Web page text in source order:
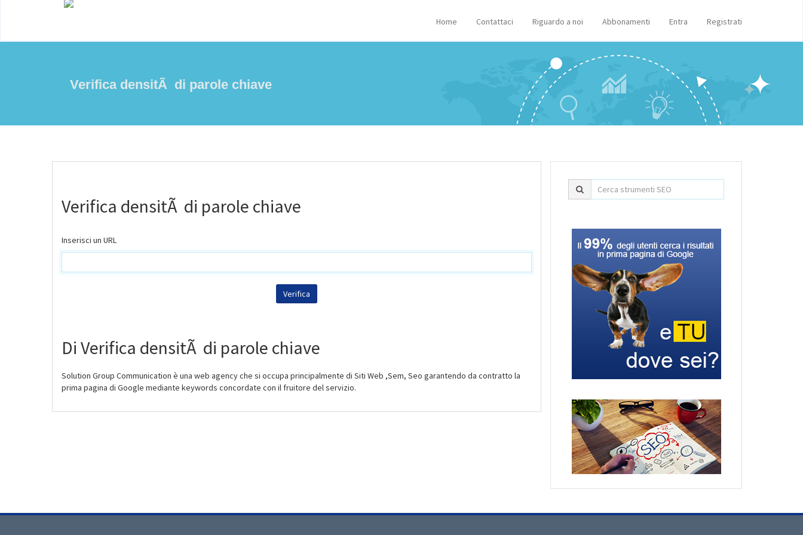
Home Contattaci Riguardo a noi Abbonamenti Entra Registrati
Verifica densitÃ di parole chiave
Verifica densitÃ di parole chiave
Inserisci un URL
Di Verifica densitÃ di parole chiave
Solution Group Communication è una web agency che si occupa principalmente di Siti Web ,Sem, Seo garantendo da contratto la
prima pagina di Google mediante keywords concordate con il fruitore del servizio.